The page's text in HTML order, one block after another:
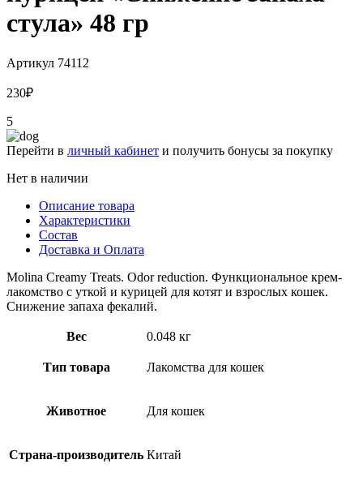
стула» 48 гр
Артикул 74112
230₽
5
Перейти в личный кабинет и получить бонусы за покупку
Нет в наличии
Описание товара
Характеристики
Состав
Доставка и Оплата
Molina Creamy Treats. Odor reduction. Функциональное крем-
лакомство с уткой и курицей для котят и взрослых кошек.
Снижение запаха фекалий.
Вес 0.048 кг
Тип товара Лакомства для кошек
Животное Для кошек
Страна-производитель Китай